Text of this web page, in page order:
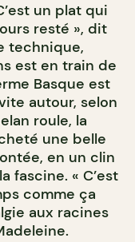
un plat qui
resté », dit
technique,
est en train de
Basque est
autour, selon
roule, la
une belle
en un clin
fascine. « C’est
comme ça
aux racines